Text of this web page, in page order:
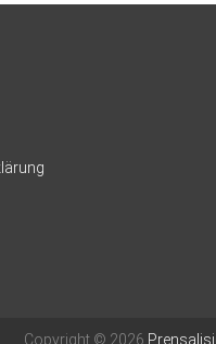
Copyright © 2026